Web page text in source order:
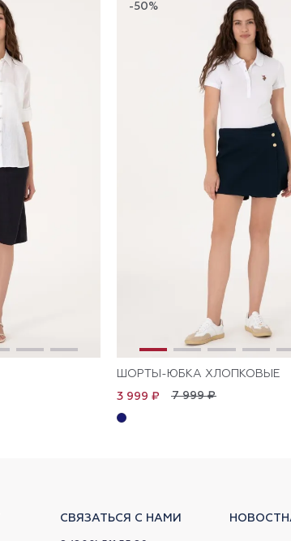
-50%
ШОРТЫ-ЮБКА ХЛОПКОВЫЕ
7 999 ₽
3 999 ₽
СВЯЗАТЬСЯ С НАМИ